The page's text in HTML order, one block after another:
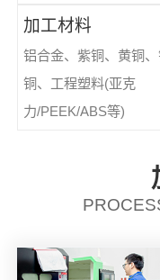
加工材料
铝合金、紫铜、黄铜
铜、工程塑料(亚克
力/PEEK/ABS等)